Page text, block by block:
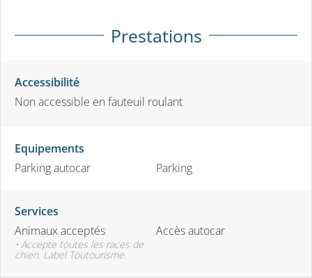
Prestations
Accessibilité
Non accessible en fauteuil roulant
Equipements
Parking autocar
Parking
Services
Animaux acceptés
• Accepte toutes les races de
chien. Label Toutourisme.
Accès autocar